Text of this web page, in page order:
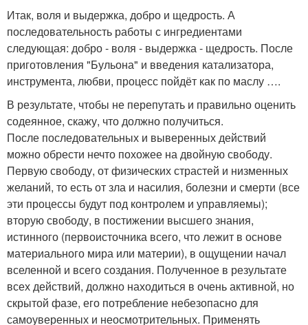
Итак, воля и выдержка, добро и щедрость. А
последовательность работы с ингредиентами
следующая: добро - воля - выдержка - щедрость. После
приготовления "Бульона" и введения катализатора,
инструмента, любви, процесс пойдёт как по маслу ….
В результате, чтобы не перепутать и правильно оценить
содеянное, скажу, что должно получиться.
После последовательных и выверенных действий
можно обрести нечто похожее на двойную свободу.
Первую свободу, от физических страстей и низменных
желаний, то есть от зла и насилия, болезни и смерти (все
эти процессы будут под контролем и управляемы);
вторую свободу, в постижении высшего знания,
истинного (первоисточника всего, что лежит в основе
материального мира или материи), в ощущении начал
вселенной и всего создания. Полученное в результате
всех действий, должно находиться в очень активной, но
скрытой фазе, его потребление небезопасно для
самоуверенных и неосмотрительных. Применять